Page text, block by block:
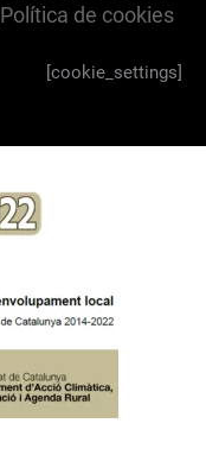
Política de cookies
[cookie_settings]